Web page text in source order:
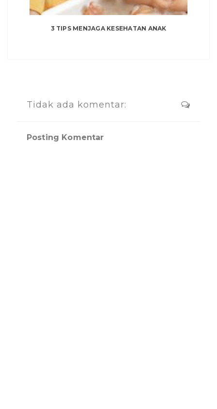
3 TIPS MENJAGA KESEHATAN ANAK
Tidak ada komentar:
Posting Komentar